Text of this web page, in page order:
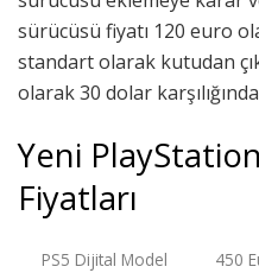
sürücüsü fiyatı 120 euro
standart olarak kutudan
olarak 30 dolar
Yeni
Fiyatları
PS5 Dijital Model
450